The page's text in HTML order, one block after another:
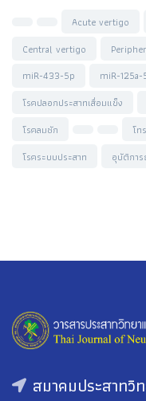
Acute vertigo
Central vertigo
miR-433-5p
miR-125a-
โรคปลอกประสาทเสื่อมแข็ง
โรคลมชัก
โท
โรคระบบประสาท
อุบัติกา
สมาคมประสาทวิ